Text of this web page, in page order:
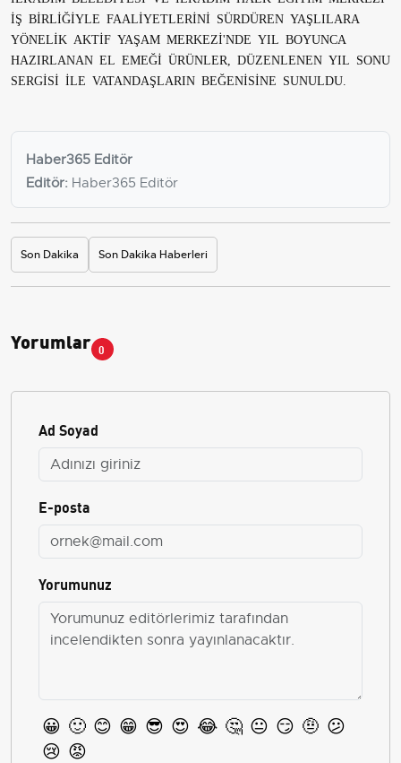
İŞ BİRLİĞİYLE FAALİYETLERİNİ SÜRDÜREN YAŞLILARA
YÖNELİK AKTİF YAŞAM MERKEZİ'NDE YIL BOYUNCA
HAZIRLANAN EL EMEĞİ ÜRÜNLER, DÜZENLENEN YIL SONU
SERGİSİ İLE VATANDAŞLARIN BEĞENİSİNE SUNULDU.
Haber365 Editör
Editör: Haber365 Editör
Son Dakika Son Dakika Haberleri
Yorumlar 0
Ad Soyad
E-posta
Yorumunuz
😀 🙂 😊 😁 😎 😍 😂 🤔 😐 😏 🤨 😕
😢 😡